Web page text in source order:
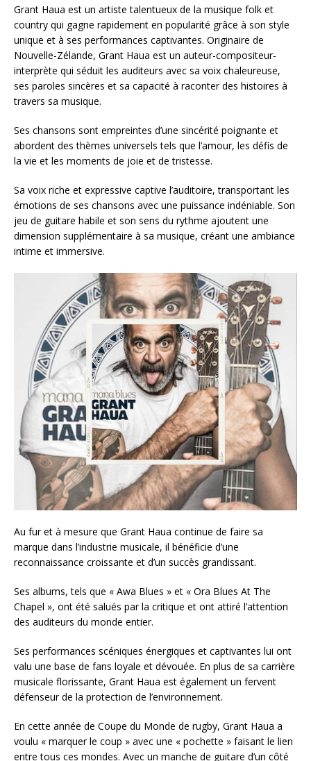
Grant Haua est un artiste talentueux de la musique folk et
country qui gagne rapidement en popularité grâce à son style
unique et à ses performances captivantes. Originaire de
Nouvelle-Zélande, Grant Haua est un auteur-compositeur-
interprète qui séduit les auditeurs avec sa voix chaleureuse,
ses paroles sincères et sa capacité à raconter des histoires à
travers sa musique.
Ses chansons sont empreintes d’une sincérité poignante et
abordent des thèmes universels tels que l’amour, les défis de
la vie et les moments de joie et de tristesse.
Sa voix riche et expressive captive l’auditoire, transportant les
émotions de ses chansons avec une puissance indéniable. Son
jeu de guitare habile et son sens du rythme ajoutent une
dimension supplémentaire à sa musique, créant une ambiance
intime et immersive.
Au fur et à mesure que Grant Haua continue de faire sa
marque dans l’industrie musicale, il bénéficie d’une
reconnaissance croissante et d’un succès grandissant.
Ses albums, tels que « Awa Blues » et « Ora Blues At The
Chapel », ont été salués par la critique et ont attiré l’attention
des auditeurs du monde entier.
Ses performances scéniques énergiques et captivantes lui ont
valu une base de fans loyale et dévouée. En plus de sa carrière
musicale florissante, Grant Haua est également un fervent
défenseur de la protection de l’environnement.
En cette année de Coupe du Monde de rugby, Grant Haua a
voulu « marquer le coup » avec une « pochette » faisant le lien
entre tous ces mondes. Avec un manche de guitare d’un côté